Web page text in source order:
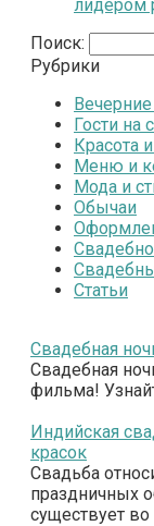
лидером
Поиск:
Рубрики
Гости на
Красота
Меню и
Мода и
Обычаи
Статьи
Свадебная
Свадебная
фильма!
Индийская
красок
Свадьба
праздничных
существует во